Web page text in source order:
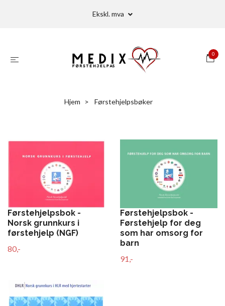
Ekskl. mva
0
Hjem Førstehjelpsbøker
Førstehjelpsbok -
Norsk grunnkurs i
førstehjelp (NGF)
80,-
Førstehjelpsbok -
Førstehjelp for deg
som har omsorg for
barn
91,-